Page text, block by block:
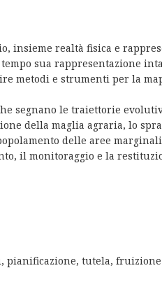
insieme realtà fisica e
sua rappresentazione
metodi e strumenti per la
segnano le traiettorie
della maglia agraria, lo
delle aree
il monitoraggio e la
pianificazione, tutela,